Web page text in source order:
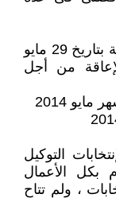
2 – جريدة الأهرام بعد الإنتخابات الرسمية بتاريخ 29 مايو
من أجل
التوكيل
بكل الأعمال
، ولم تتاح